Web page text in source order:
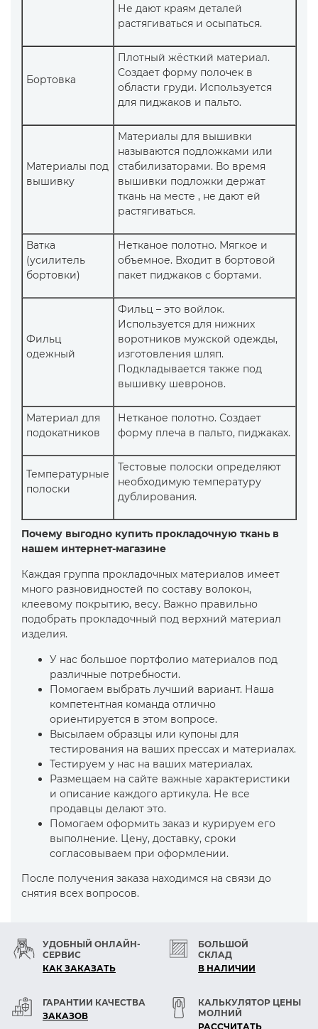
Не дают краям деталей
растягиваться и осыпаться.
Бортовка
Плотный жёсткий материал.
Создает форму полочек в
области груди. Используется
для пиджаков и пальто.
Материалы под
вышивку
Материалы для вышивки
называются подложками или
стабилизаторами. Во время
вышивки подложки держат
ткань на месте , не дают ей
растягиваться.
Ватка
(усилитель
бортовки)
Нетканое полотно. Мягкое и
объемное. Входит в бортовой
пакет пиджаков с бортами.
Фильц
одежный
Фильц – это войлок.
Используется для нижних
воротников мужской одежды,
изготовления шляп.
Подкладывается также под
вышивку шевронов.
Материал для
подокатников
Нетканое полотно. Создает
форму плеча в пальто, пиджаках.
Температурные
полоски
Тестовые полоски определяют
необходимую температуру
дублирования.
Почему выгодно купить прокладочную ткань в
нашем интернет-магазине
Каждая группа прокладочных материалов имеет
много разновидностей по составу волокон,
клеевому покрытию, весу. Важно правильно
подобрать прокладочный под верхний материал
изделия.
У нас большое портфолио материалов под
различные потребности.
Помогаем выбрать лучший вариант. Наша
компетентная команда отлично
ориентируется в этом вопросе.
Высылаем образцы или купоны для
тестирования на ваших прессах и материалах.
Тестируем у нас на ваших материалах.
Размещаем на сайте важные характеристики
и описание каждого артикула. Не все
продавцы делают это.
Помогаем оформить заказ и курируем его
выполнение. Цену, доставку, сроки
согласовываем при оформлении.
После получения заказа находимся на связи до
снятия всех вопросов.
УДОБНЫЙ ОНЛАЙН-
СЕРВИС
КАК ЗАКАЗАТЬ
БОЛЬШОЙ
СКЛАД
В НАЛИЧИИ
ГАРАНТИИ КАЧЕСТВА
ЗАКАЗОВ
КАЛЬКУЛЯТОР ЦЕНЫ
МОЛНИЙ
РАСCЧИТАТЬ